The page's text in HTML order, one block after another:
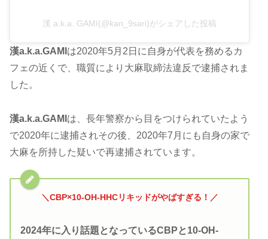
漢 a.k.a. GAMI(@kan_9sari)がシェアした投稿
漢a.k.a.GAMI は2020年5月2日に自身が代表を務めるカ
フェの近くで、職質により大麻取締法違反で逮捕されま
した。
漢a.k.a.GAMI は、長年警察から目をつけられていたよう
で2020年に逮捕されその後、2020年7月にも自身の家で
大麻を所持した疑いで再逮捕されています。
＼CBP×10-OH-HHCリキッドがやばすぎる！／
2024年に入り話題となっているCBPと10-OH-